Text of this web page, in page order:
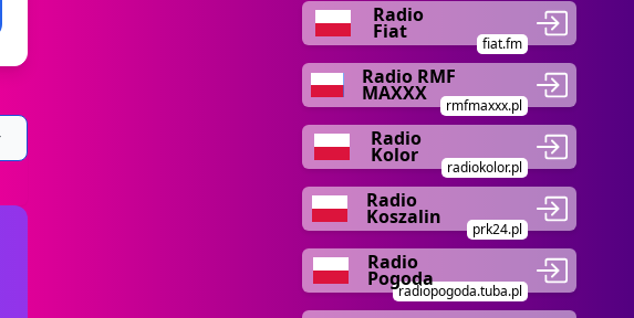
Radio
Fiat
fiat.fm
Radio RMF
MAXXX
rmfmaxxx.pl
Radio
Kolor
radiokolor.pl
Radio
Koszalin
prk24.pl
Radio
Pogoda
radiopogoda.tuba.pl